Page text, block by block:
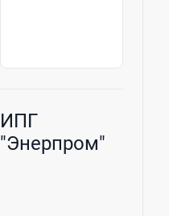
ИПГ
"Энерпром"